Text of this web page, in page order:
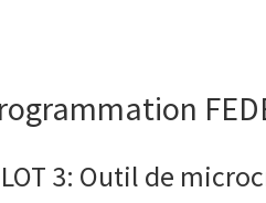
3: Outil de